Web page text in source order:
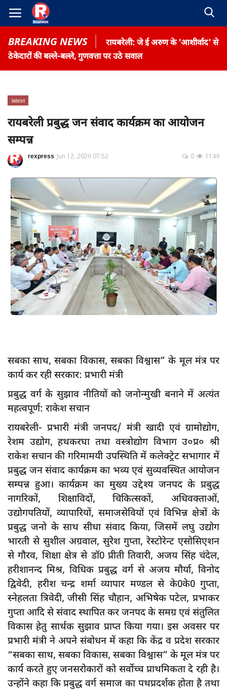
BREAKING NEWS
रायबरेली: जे ई अरुण के 'आशीर्वाद' से
ठेकेदारों की बल्ले-बल्ले, गुणवत्ता पर उठे सवाल
Home
Terms & Conditions
रोजगार समाचार
About US
Privacy Policy
App verify
समस्या
Covid-19
अपराध
राजनीति
साक्षात्कार
सामाजिक
खेल
latest
प्रशासनिक
दुर्घटना
editors-pick
other
Login
Register
English
latest
रायबरेली प्रबुद्ध जन संवाद कार्यक्रम का आयोजन
सम्पन्न
rexpress Jun 12, 2026 07:52 1149
0
सबका साथ, सबका विकास, सबका विश्वास” के मूल मंत्र पर
कार्य कर रही सरकार: प्रभारी मंत्री
प्रबुद्ध वर्ग के सुझाव नीतियों को जनोन्मुखी बनाने में अत्यंत
महत्वपूर्ण: राकेश सचान
रायबरेली- प्रभारी मंत्री जनपद/ मंत्री खादी एवं ग्रामोद्योग,
रेशम उद्योग, हथकरघा तथा वस्त्रोद्योग विभाग उ०प्र० श्री
राकेश सचान की गरिमामयी उपस्थिति में कलेक्ट्रेट सभागार में
प्रबुद्ध जन संवाद कार्यक्रम का भव्य एवं सुव्यवस्थित आयोजन
सम्पन्न हुआ। कार्यक्रम का मुख्य उद्देश्य जनपद के प्रबुद्ध
नागरिकों, शिक्षाविदों, चिकित्सकों, अधिवक्ताओं,
उद्योगपतियों, व्यापारियों, समाजसेवियों एवं विभिन्न क्षेत्रों के
प्रबुद्ध जनो के साथ सीधा संवाद किया, जिसमें लघु उद्योग
भारती से सुशील अग्रवाल, सुरेश गुप्ता, रेस्टोरेन्ट एसोसिएशन
से गौरव, शिक्षा क्षेत्र से डॉ0 प्रीती तिवारी, अजय सिंह चंदेल,
हरीशानन्द मिश्र, विधिक प्रबुद्ध वर्ग से अजय मौर्या, विनोद
द्विवेदी, हरीश चन्द्र शर्मा व्यापार मण्डल से के0के0 गुप्ता,
स्नेहलता त्रिवेदी, जीसी सिंह चौहान, अभिषेक पटेल, प्रभाकर
गुप्ता आदि से संवाद स्थापित कर जनपद के समग्र एवं संतुलित
विकास हेतु सार्थक सुझाव प्राप्त किया गया। इस अवसर पर
प्रभारी मंत्री ने अपने संबोधन में कहा कि केंद्र व प्रदेश सरकार
“सबका साथ, सबका विकास, सबका विश्वास” के मूल मंत्र पर
कार्य करते हुए जनसरोकारों को सर्वोच्च प्राथमिकता दे रही है।
उन्होंने कहा कि प्रबुद्ध वर्ग समाज का पथप्रदर्शक होता है तथा